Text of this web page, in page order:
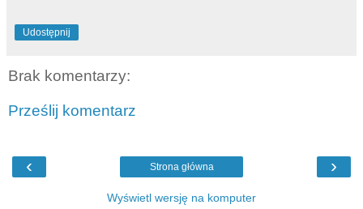
Udostępnij
Brak komentarzy:
Prześlij komentarz
‹ ›
Strona główna
Wyświetl wersję na komputer